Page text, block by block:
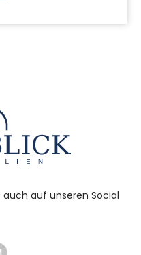
auch auf unseren Social